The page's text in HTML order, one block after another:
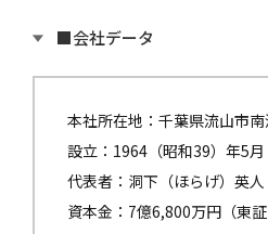
■会社データ
本社所在地：千葉県流山市
設立：1964（昭和39）年5月
代表者：洞下（ほらげ）英人
資本金：7億6,800万円（東証